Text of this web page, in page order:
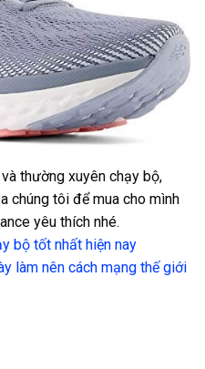
thường xuyên chạy bộ,
chúng tôi để mua cho mình
yêu thích nhé.
bộ tốt nhất hiện nay
làm nên cách mạng thế giới